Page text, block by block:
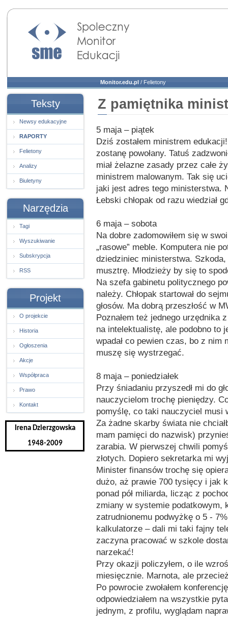
Społeczny Monitor
Edukacji
Monitor.edu.pl / Felietony
Teksty
Newsy edukacyjne
RAPORTY
Felietony
Analizy
Biuletyny
Narzędzia
Tagi
Wyszukiwanie
Subskrypcja
RSS
Projekt
O projekcie
Historia
Ogłoszenia
Akcje
Współpraca
Prawo
Kontakt
Irena Dzierzgowska
1948-2009
Z pamiętnika
5 maja – piątek
Dziś zostałem ministrem
zostanę powołany. Tatuś
miał żelazne zasady przez całe
ministrem malowanym. Tak się
jaki jest adres tego ministerstwa.
Łebski chłopak od razu wiedział
6 maja – sobota
Na dobre zadomowiłem się w
„rasowe” meble. Komputera nie
dziedziniec ministerstwa.
musztrę. Młodzieży by się to
Na szefa gabinetu politycznego
należy. Chłopak startował do
głosów. Ma dobrą przeszłość w
Poznałem też jednego urzędnika
na intelektualistę, ale podobno to
wpadał co pewien czas, bo z nim
muszę się wystrzegać.
8 maja – poniedziałek
Przy śniadaniu przyszedł mi do
nauczycielom trochę pieniędzy.
pomyślę, co taki nauczyciel musi
Za żadne skarby świata nie
mam pamięci do nazwisk)
zarabia. W pierwszej chwili
złotych. Dopiero sekretarka mi
Minister finansów trochę się
dużo, aż prawie 700 tysięcy i jak
ponad pół miliarda, licząc z
zmiany w systemie podatkowym,
zatrudnionemu podwyżkę o 5 -
kalkulatorze – dali mi taki fajny
zaczyna pracować w szkole
narzekać!
Przy okazji policzyłem, o ile
miesięcznie. Marnota, ale
Po powrocie zwołałem
odpowiedziałem na wszystkie
jednym, z profilu, wyglądam